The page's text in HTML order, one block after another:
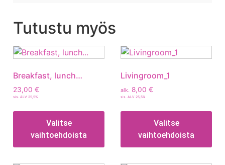
Tutustu myös
Breakfast, lunch…
23,00 €
sis. ALV 25,5%
Valitse
vaihtoehdoista
Livingroom_1
alk. 8,00 €
sis. ALV 25,5%
Valitse
vaihtoehdoista